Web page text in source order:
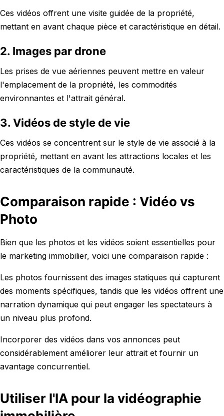
Ces vidéos offrent une visite guidée de la propriété,
mettant en avant chaque pièce et caractéristique en détail.
2. Images par drone
Les prises de vue aériennes peuvent mettre en valeur
l'emplacement de la propriété, les commodités
environnantes et l'attrait général.
3. Vidéos de style de vie
Ces vidéos se concentrent sur le style de vie associé à la
propriété, mettant en avant les attractions locales et les
caractéristiques de la communauté.
Comparaison rapide : Vidéo vs
Photo
Bien que les photos et les vidéos soient essentielles pour
le marketing immobilier, voici une comparaison rapide :
Les photos fournissent des images statiques qui capturent
des moments spécifiques, tandis que les vidéos offrent une
narration dynamique qui peut engager les spectateurs à
un niveau plus profond.
Incorporer des vidéos dans vos annonces peut
considérablement améliorer leur attrait et fournir un
avantage concurrentiel.
Utiliser l'IA pour la vidéographie